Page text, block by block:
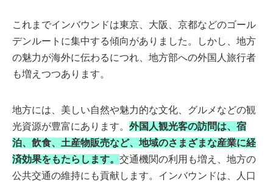
これまでインバウンドは東京、大阪、京都などのゴール
デンルートに集中する傾向がありました。しかし、地方
の魅力が海外に伝わるにつれ、地方部への外国人旅行者
も増えつつあります。
地方には、美しい自然や魅力的な文化、グルメなどの観
光資源が豊富にあります。 外国人観光客の訪問は、宿
泊、飲食、土産物販売など、地域のさまざまな産業に経
済効果をもたらします。 交通機関の利用も増え、地方の
公共交通の維持にも貢献します。インバウンドは、人口